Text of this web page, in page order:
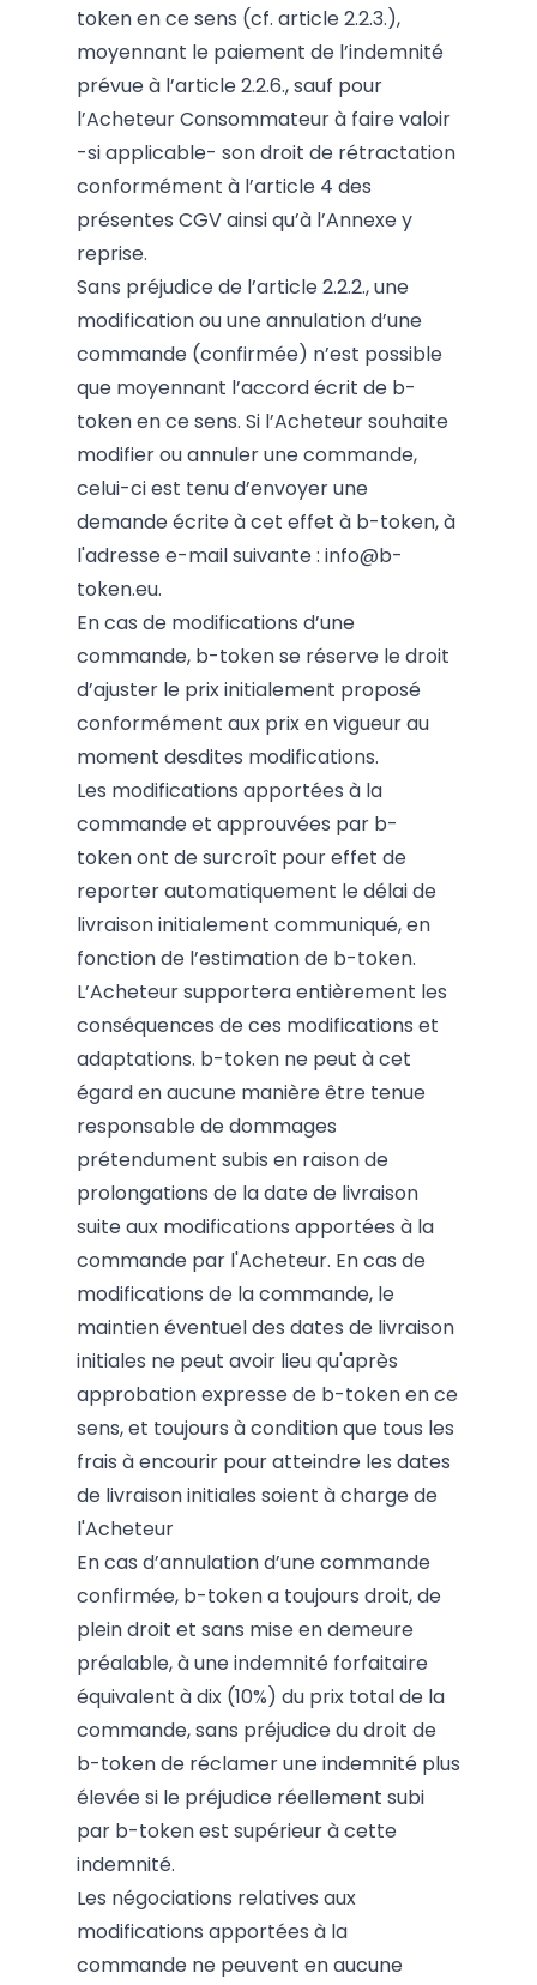
token en ce sens (cf. article 2.2.3.),
moyennant le paiement de l’indemnité
prévue à l’article 2.2.6., sauf pour
l’Acheteur Consommateur à faire valoir
-si applicable- son droit de rétractation
conformément à l’article 4 des
présentes CGV ainsi qu’à l’Annexe y
reprise.
Sans préjudice de l’article 2.2.2., une
modification ou une annulation d’une
commande (confirmée) n’est possible
que moyennant l’accord écrit de b-
token en ce sens. Si l’Acheteur souhaite
modifier ou annuler une commande,
celui-ci est tenu d’envoyer une
demande écrite à cet effet à b-token, à
l'adresse e-mail suivante : info@b-
token.eu.
En cas de modifications d’une
commande, b-token se réserve le droit
d’ajuster le prix initialement proposé
conformément aux prix en vigueur au
moment desdites modifications.
Les modifications apportées à la
commande et approuvées par b-
token ont de surcroît pour effet de
reporter automatiquement le délai de
livraison initialement communiqué, en
fonction de l’estimation de b-token.
L’Acheteur supportera entièrement les
conséquences de ces modifications et
adaptations. b-token ne peut à cet
égard en aucune manière être tenue
responsable de dommages
prétendument subis en raison de
prolongations de la date de livraison
suite aux modifications apportées à la
commande par l'Acheteur. En cas de
modifications de la commande, le
maintien éventuel des dates de livraison
initiales ne peut avoir lieu qu'après
approbation expresse de b-token en ce
sens, et toujours à condition que tous les
frais à encourir pour atteindre les dates
de livraison initiales soient à charge de
l'Acheteur
En cas d’annulation d’une commande
confirmée, b-token a toujours droit, de
plein droit et sans mise en demeure
préalable, à une indemnité forfaitaire
équivalent à dix (10%) du prix total de la
commande, sans préjudice du droit de
b-token de réclamer une indemnité plus
élevée si le préjudice réellement subi
par b-token est supérieur à cette
indemnité.
Les négociations relatives aux
modifications apportées à la
commande ne peuvent en aucune